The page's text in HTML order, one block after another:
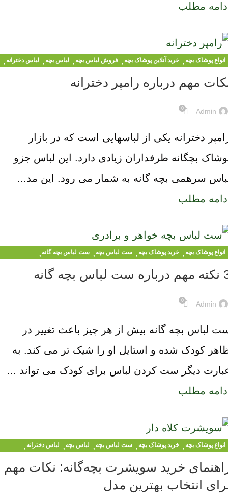
مطلب
انواع پوشاک بچه , خرید آنلاین پوشاک بچه , فروش لباس بچه , لباس بچه , لباس دخترانه ,
مهم درباره رامپر دخترانه
Admin
0
دخترانه یکی از لباسهایی است که در بازار
بچگانه طرفداران زیادی دارد. این لباس جزو
سرهمی بچه گانه به شمار می رود. این مد...
مطلب
انواع پوشاک بچه , خرید پوشاک بچه , ست لباس بچه , ست لباس بچه گانه ,
بچه گانه
Admin
0
لباس بچه گانه بیش از هر چیز باعث تغییر در
کودک شده و استایل او را شیک تر می کند. به
دیگر ست کردن لباس برای کودک می تواند ...
مطلب
انواع پوشاک بچه , خرید پوشاک بچه , ست لباس بچه , لباس بچه , لباس دخترانه ,
خرید سویشرت بچه‌گانه: نکات مهم
انتخاب بهترین مدل